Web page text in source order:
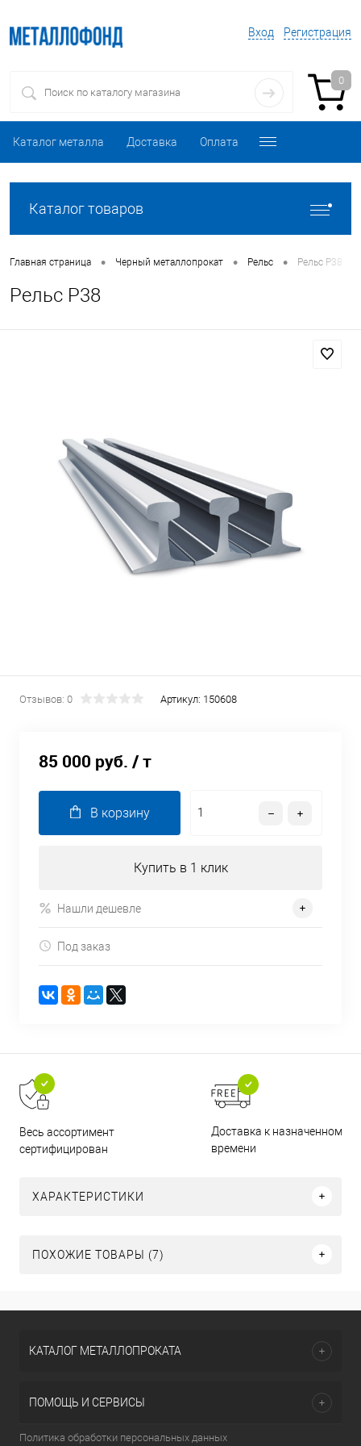
Вход Регистрация
0
Каталог металла Доставка Оплата
Каталог товаров
Главная страница • Черный металлопрокат • Рельс • Рельс Р38
Рельс Р38
Отзывов: 0 Артикул: 150608
85 000 руб. / т
В корзину
Купить в 1 клик
Нашли дешевле
Под заказ
Весь ассортимент
сертифицирован
Доставка к назначенному
времени
ХАРАКТЕРИСТИКИ
ПОХОЖИЕ ТОВАРЫ (7)
КАТАЛОГ МЕТАЛЛОПРОКАТА
ПОМОЩЬ И СЕРВИСЫ
Политика обработки персональных данных